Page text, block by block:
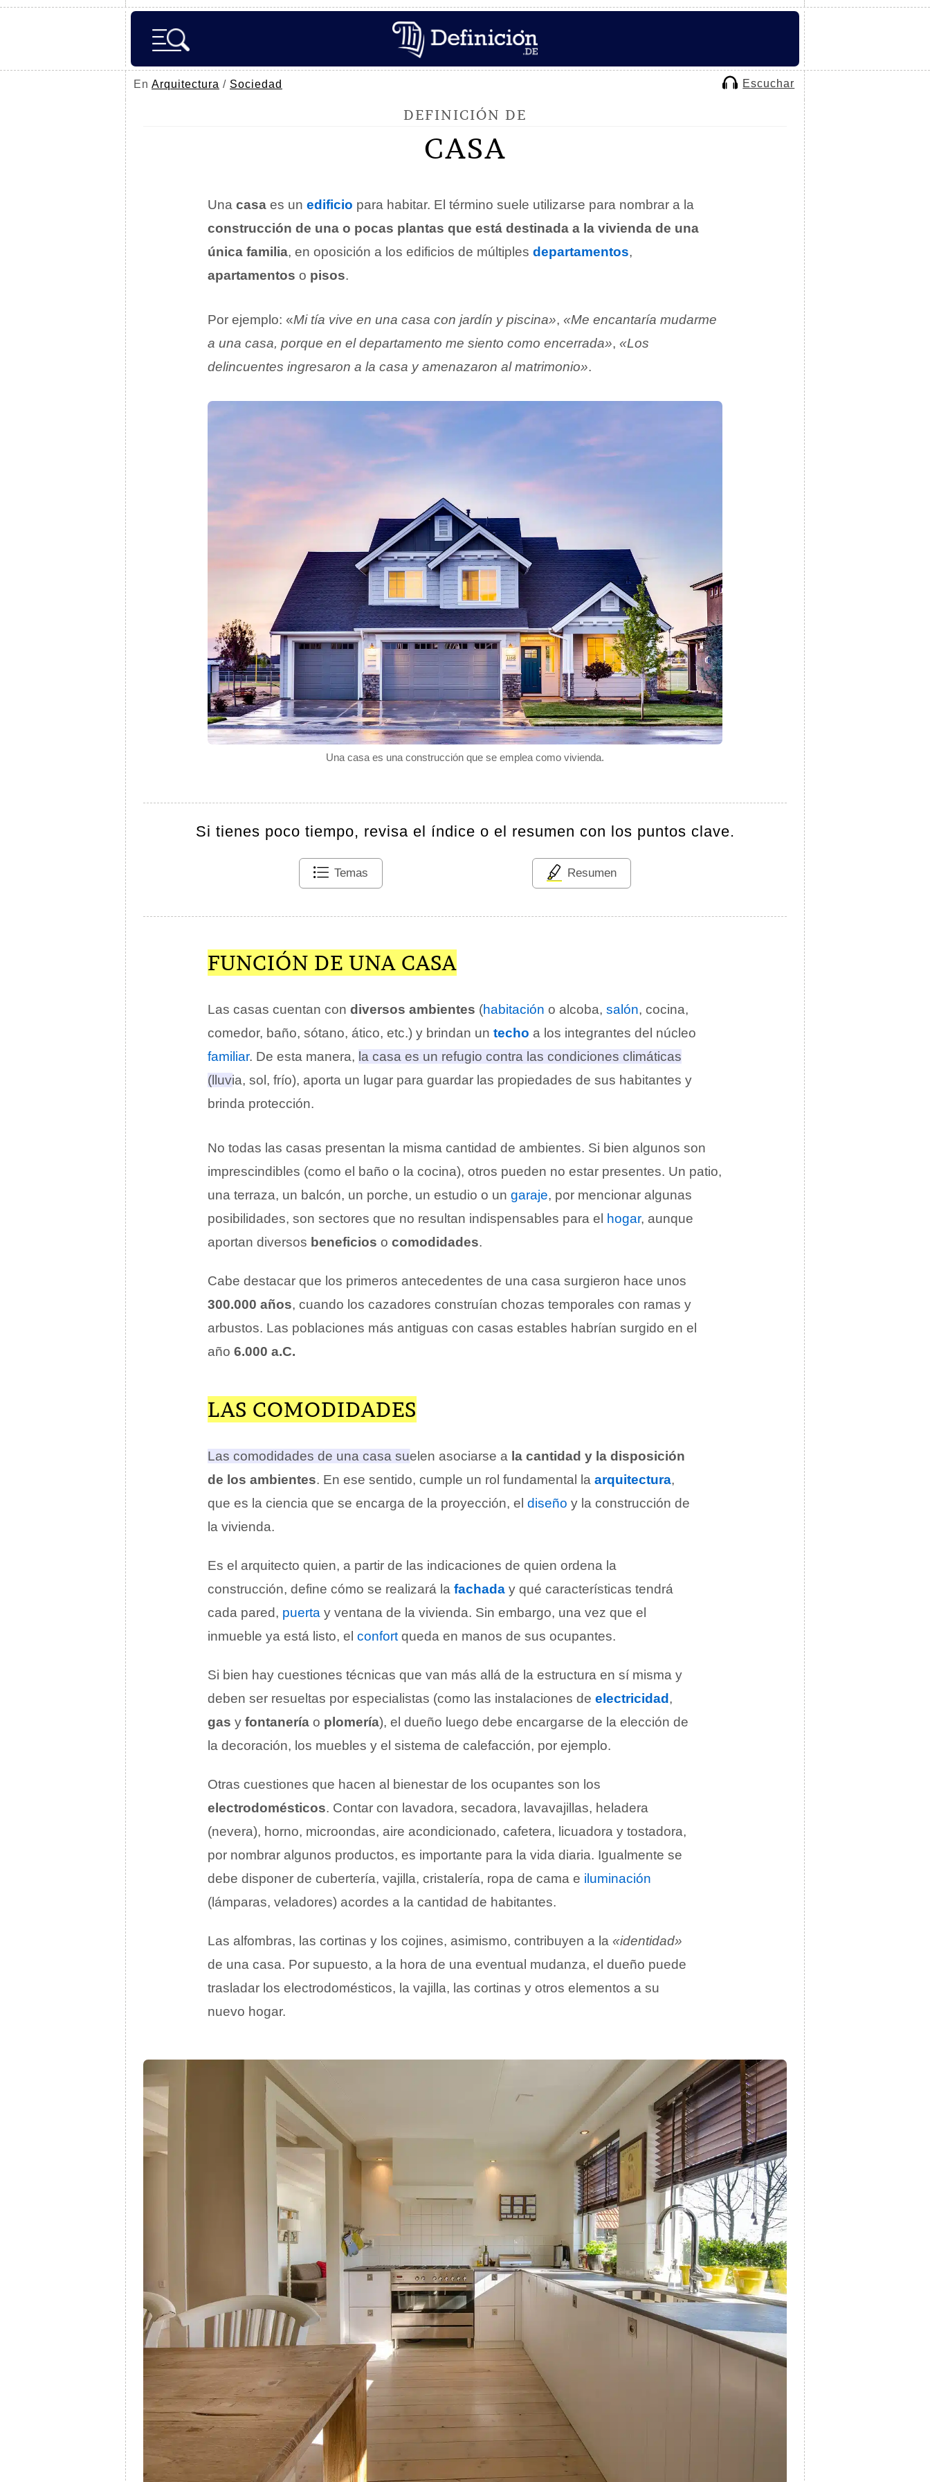
En Arquitectura / Sociedad Escuchar
DEFINICIÓN DE
CASA
Una casa es una construcción que se emplea como vivienda.
Una casa es un edificio para habitar. El término suele utilizarse para nombrar a la
construcción de una o pocas plantas que está destinada a la vivienda de una
única familia, en oposición a los edificios de múltiples departamentos,
apartamentos o pisos.
Por ejemplo: «Mi tía vive en una casa con jardín y piscina», «Me encantaría mudarme
a una casa, porque en el departamento me siento como encerrada», «Los
delincuentes ingresaron a la casa y amenazaron al matrimonio».
Si tienes poco tiempo, revisa el índice o el resumen con los puntos clave.
Temas Resumen
FUNCIÓN DE UNA CASA
Las casas cuentan con diversos ambientes (habitación o alcoba, salón, cocina,
comedor, baño, sótano, ático, etc.) y brindan un techo a los integrantes del núcleo
familiar. De esta manera, la casa es un refugio contra las condiciones climáticas
(lluvia, sol, frío), aporta un lugar para guardar las propiedades de sus habitantes y
brinda protección.
No todas las casas presentan la misma cantidad de ambientes. Si bien algunos son
imprescindibles (como el baño o la cocina), otros pueden no estar presentes. Un patio,
una terraza, un balcón, un porche, un estudio o un garaje, por mencionar algunas
posibilidades, son sectores que no resultan indispensables para el hogar, aunque
aportan diversos beneficios o comodidades.
Cabe destacar que los primeros antecedentes de una casa surgieron hace unos
300.000 años, cuando los cazadores construían chozas temporales con ramas y
arbustos. Las poblaciones más antiguas con casas estables habrían surgido en el
año 6.000 a.C.
LAS COMODIDADES
Las comodidades de una casa suelen asociarse a la cantidad y la disposición
de los ambientes. En ese sentido, cumple un rol fundamental la arquitectura,
que es la ciencia que se encarga de la proyección, el diseño y la construcción de
la vivienda.
Es el arquitecto quien, a partir de las indicaciones de quien ordena la
construcción, define cómo se realizará la fachada y qué características tendrá
cada pared, puerta y ventana de la vivienda. Sin embargo, una vez que el
inmueble ya está listo, el confort queda en manos de sus ocupantes.
Si bien hay cuestiones técnicas que van más allá de la estructura en sí misma y
deben ser resueltas por especialistas (como las instalaciones de electricidad,
gas y fontanería o plomería), el dueño luego debe encargarse de la elección de
la decoración, los muebles y el sistema de calefacción, por ejemplo.
Otras cuestiones que hacen al bienestar de los ocupantes son los
electrodomésticos. Contar con lavadora, secadora, lavavajillas, heladera
(nevera), horno, microondas, aire acondicionado, cafetera, licuadora y tostadora,
por nombrar algunos productos, es importante para la vida diaria. Igualmente se
debe disponer de cubertería, vajilla, cristalería, ropa de cama e iluminación
(lámparas, veladores) acordes a la cantidad de habitantes.
Las alfombras, las cortinas y los cojines, asimismo, contribuyen a la «identidad»
de una casa. Por supuesto, a la hora de una eventual mudanza, el dueño puede
trasladar los electrodomésticos, la vajilla, las cortinas y otros elementos a su
nuevo hogar.